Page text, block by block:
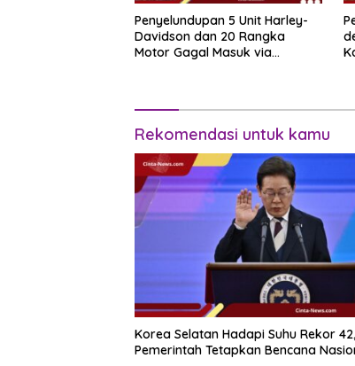
Penyelundupan 5 Unit Harley-
Davidson dan 20 Rangka
Motor Gagal Masuk via
Rekomendasi untuk kamu
Korea Selatan Hadapi Suhu Rekor
Pemerintah Tetapkan Bencana